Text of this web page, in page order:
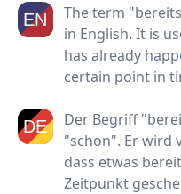
The term
in English. It is
has already
certain point in
Der Begriff
"schon". Er wird
dass etwas
Zeitpunkt